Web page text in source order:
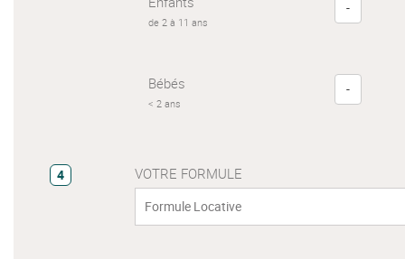
de 2 à 11 ans
-
Bébés
< 2 ans
-
4 VOTRE FORMULE
Formule Locative